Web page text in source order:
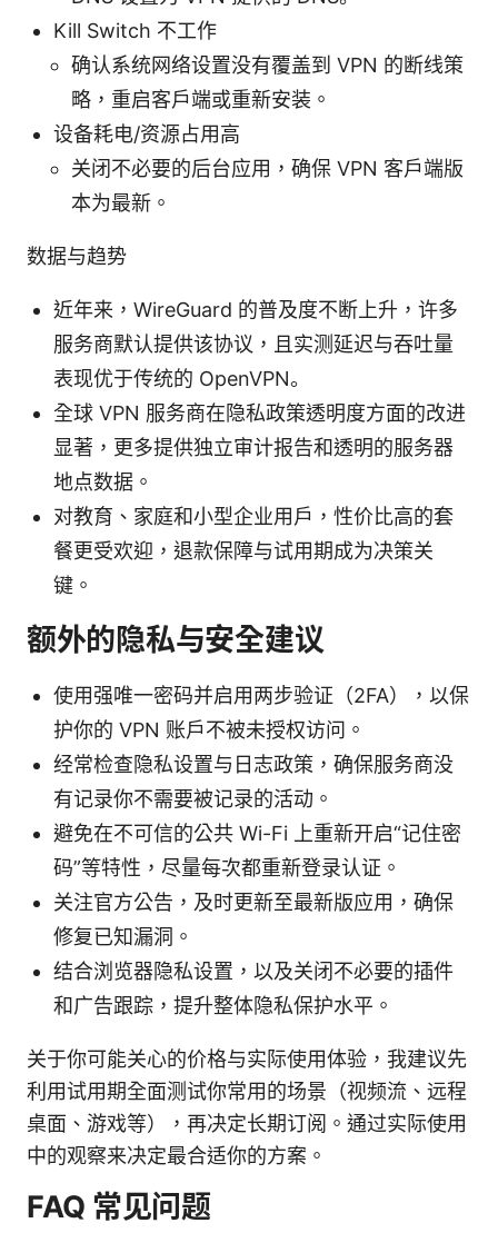
Kill Switch 不工作
确认系统网络设置没有覆盖到 VPN 的断线策
略，重启客户端或重新安装。
设备耗电/资源占用高
关闭不必要的后台应用，确保 VPN 客户端版
本为最新。
数据与趋势
近年来，WireGuard 的普及度不断上升，许多
服务商默认提供该协议，且实测延迟与吞吐量
表现优于传统的 OpenVPN。
全球 VPN 服务商在隐私政策透明度方面的改进
显著，更多提供独立审计报告和透明的服务器
地点数据。
对教育、家庭和小型企业用户，性价比高的套
餐更受欢迎，退款保障与试用期成为决策关
键。
额外的隐私与安全建议
使用强唯一密码并启用两步验证（2FA），以保
护你的 VPN 账户不被未授权访问。
经常检查隐私设置与日志政策，确保服务商没
有记录你不需要被记录的活动。
避免在不可信的公共 Wi-Fi 上重新开启“记住密
码”等特性，尽量每次都重新登录认证。
关注官方公告，及时更新至最新版应用，确保
修复已知漏洞。
结合浏览器隐私设置，以及关闭不必要的插件
和广告跟踪，提升整体隐私保护水平。
关于你可能关心的价格与实际使用体验，我建议先
利用试用期全面测试你常用的场景（视频流、远程
桌面、游戏等），再决定长期订阅。通过实际使用
中的观察来决定最合适你的方案。
FAQ 常见问题